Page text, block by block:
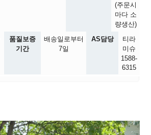
(주문시
마다 소
량생산)
품질보증
기간
배송일로부터
7일
AS담당
티라
미슈
1588-
6315